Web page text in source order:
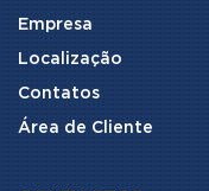
Empresa
Localização
Contatos
Área de Cliente